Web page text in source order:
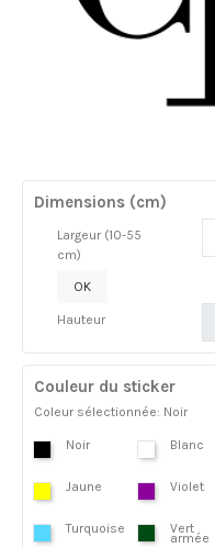
Dimensions (cm)
Largeur (10-55
cm)
OK
Hauteur
Couleur du sticker
Coleur sélectionnée: Noir
Noir Blanc
Jaune Violet
Turquoise Vert
armée